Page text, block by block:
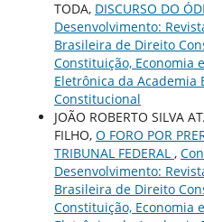
TODA, DISCURSO DO
Desenvolvimento:
Brasileira de Direito
Constituição, Economia
Eletrônica da
Constitucional
JOÃO ROBERTO SILVA
FILHO, O FORO POR
TRIBUNAL FEDERAL ,
Desenvolvimento:
Brasileira de Direito
Constituição, Economia